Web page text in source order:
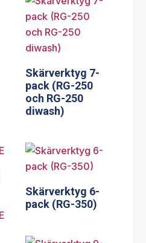
Skärverktyg 7-
pack (RG-250
och RG-250
diwash)
Skärverktyg 6-
pack (RG-350)